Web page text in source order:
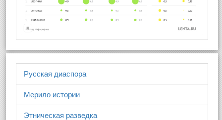
Русская диаспора
Мерило истории
Этническая разведка